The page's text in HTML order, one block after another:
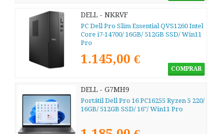
DELL - NKRVF
PC Dell Pro Slim Essential QVS1260 Intel
Core i7-14700/ 16GB/ 512GB SSD/ Win11
Pro
1.145,00 €
COMPRAR
DELL - G7MH9
Portátil Dell Pro 16 PC16255 Ryzen 5 220/
16GB/ 512GB SSD/ 16"/ Win11 Pro